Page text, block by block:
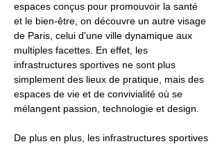
espaces conçus pour promouvoir la santé
et le bien-être, on découvre un autre visage
de Paris, celui d'une ville dynamique aux
multiples facettes. En effet, les
infrastructures sportives ne sont plus
simplement des lieux de pratique, mais des
espaces de vie et de convivialité où se
mélangent passion, technologie et design.
De plus en plus, les infrastructures sportives